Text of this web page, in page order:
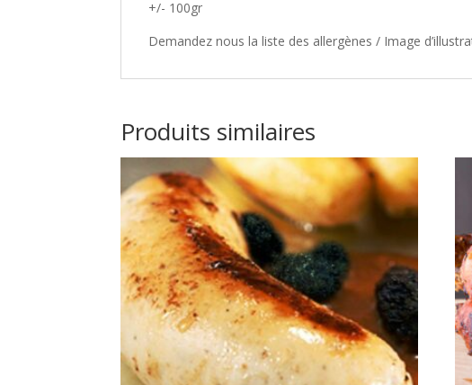
+/- 100gr
Demandez nous la liste des allergènes / Image
Produits similaires